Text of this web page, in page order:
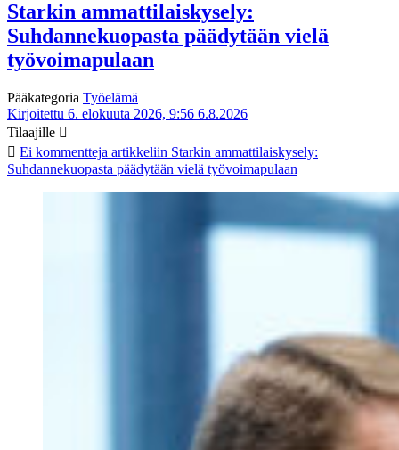
Starkin ammattilaiskysely:
Suhdannekuopasta päädytään vielä
työvoimapulaan
Pääkategoria Työelämä
Kirjoitettu 6. elokuuta 2026, 9:56 6.8.2026
Tilaajille
Ei kommentteja artikkeliin Starkin ammattilaiskysely:
Suhdannekuopasta päädytään vielä työvoimapulaan